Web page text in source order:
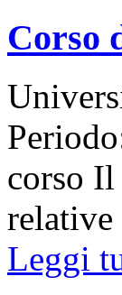
Corso
corso Il
Leggi